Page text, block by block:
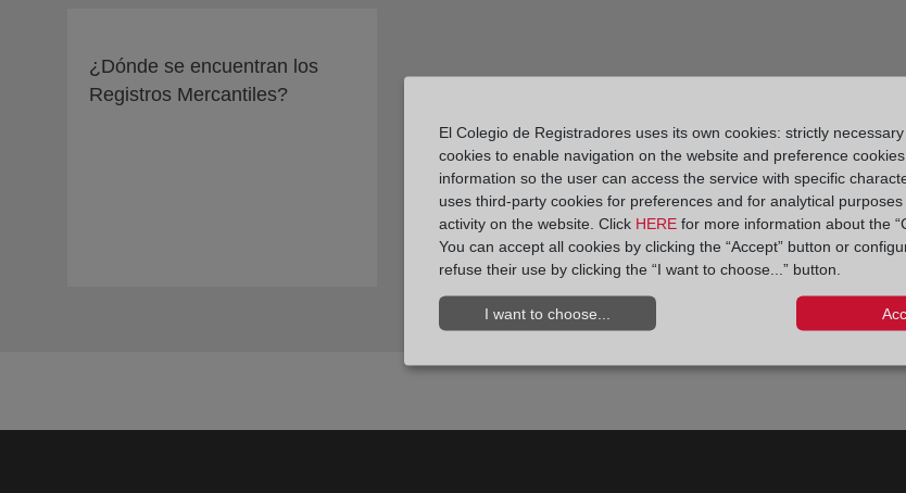
¿Dónde se encuentran los
Registros Mercantiles?
El Colegio de Registradores uses its own cookies: strictly
cookies to enable navigation on the website and preference
information so the user can access the service with specific
uses third-party cookies for preferences and for analytical
activity on the website. Click HERE for more information about the
You can accept all cookies by clicking the “Accept” button or
refuse their use by clicking the “I want to choose...” button.
I want to choose...